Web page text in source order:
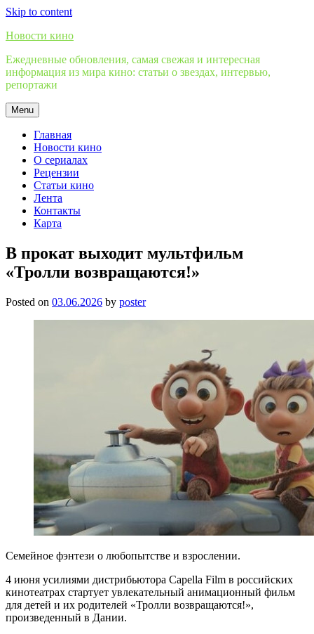
Skip to content
Новости кино
Ежедневные обновления, самая свежая и интересная
информация из мира кино: статьи о звездах, интервью,
репортажи
Menu
Главная
Новости кино
О сериалах
Рецензии
Статьи кино
Лента
Контакты
Карта
В прокат выходит мультфильм
«Тролли возвращаются!»
Posted on 03.06.2026 by poster
Семейное фэнтези о любопытстве и взрослении.
4 июня усилиями дистрибьютора Capella Film в российских
кинотеатрах стартует увлекательный анимационный фильм
для детей и их родителей «Тролли возвращаются!»,
произведенный в Дании.